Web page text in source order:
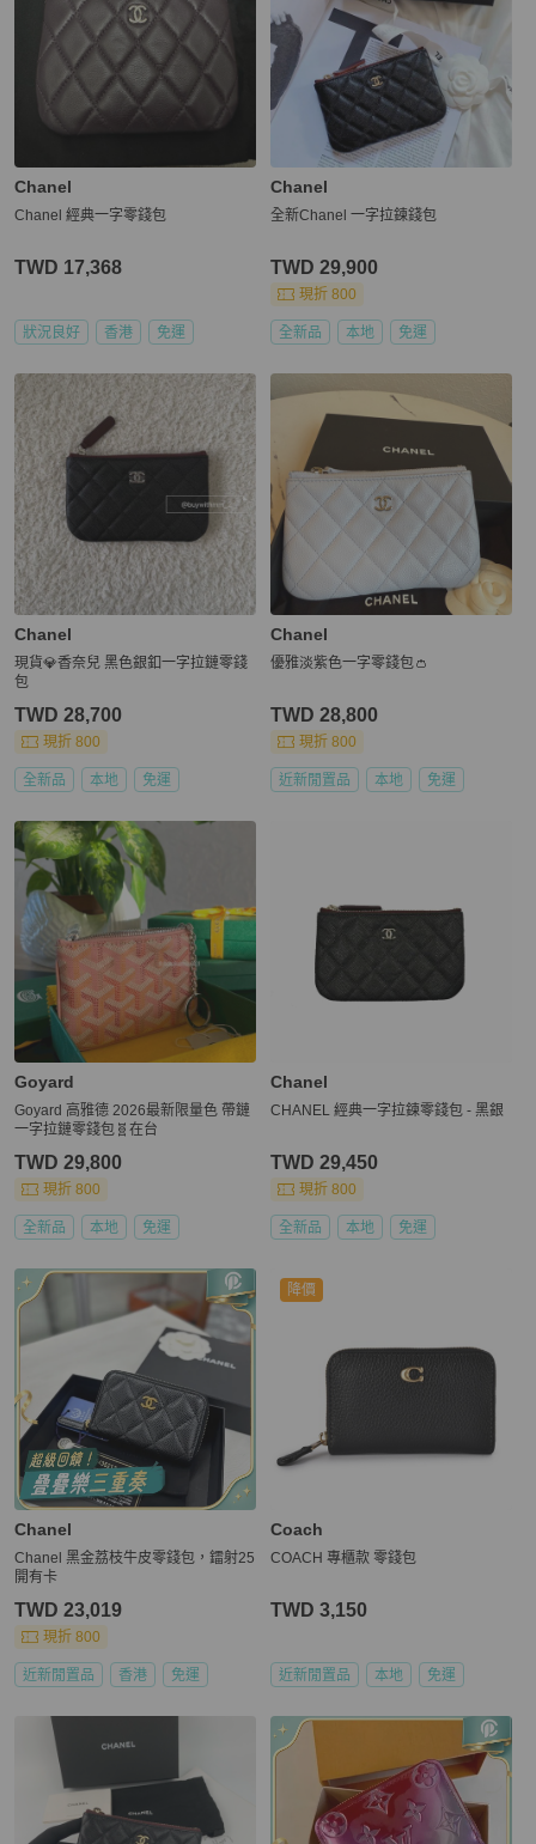
Chanel
Chanel 經典一字零錢包
TWD 17,368
狀況良好 香港 免運
Chanel
全新Chanel 一字拉鍊錢包
TWD 29,900
現折 800
全新品 本地 免運
Chanel
現貨💎香奈兒 黑色銀釦一字拉鏈零錢
包
TWD 28,700
現折 800
全新品 本地 免運
Chanel
優雅淡紫色一字零錢包👛
TWD 28,800
現折 800
近新閒置品 本地 免運
Goyard
Goyard 高雅德 2026最新限量色 帶鏈
一字拉鏈零錢包🧬在台
TWD 29,800
現折 800
全新品 本地 免運
Chanel
CHANEL 經典一字拉鍊零錢包 - 黑銀
TWD 29,450
現折 800
全新品 本地 免運
Chanel
Chanel 黑金荔枝牛皮零錢包，鐳射25
開有卡
TWD 23,019
現折 800
近新閒置品 香港 免運
降價
Coach
COACH 專櫃款 零錢包
TWD 3,150
近新閒置品 本地 免運